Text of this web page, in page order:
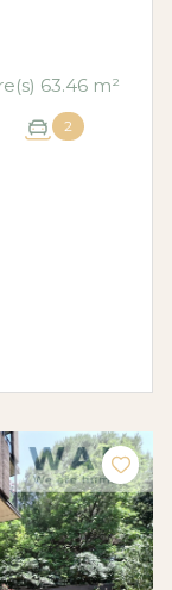
Appartement 3 pièce(s) 2 chambre(s) 63.46 m²
2